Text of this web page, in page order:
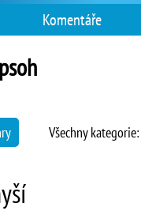
Komentáře
Všechny